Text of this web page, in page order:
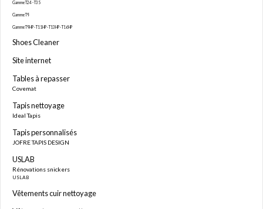
Gamme T24 - T35
Gamme T9
Gamme T9HP - T11HP - T13HP - T16HP
Shoes Cleaner
Site internet
Tables à repasser
Covemat
Tapis nettoyage
Ideal Tapis
Tapis personnalisés
JOFRE TAPIS DESIGN
USLAB
Rénovations snickers
USLAB
Vêtements cuir nettoyage